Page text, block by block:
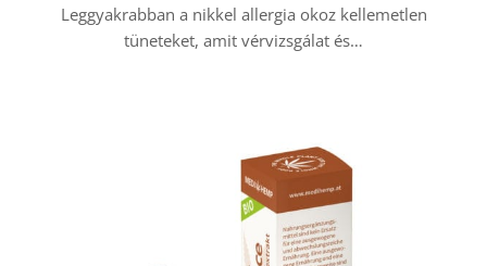
Leggyakrabban a nikkel allergia okoz kellemetlen
tüneteket, amit vérvizsgálat és…